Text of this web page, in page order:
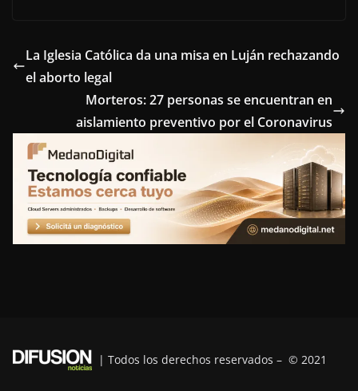
e
b
k
t
t
t
s
t
k
d
n
e
La Iglesia Católica da una misa en Luján rechazando
el aborto legal
Morteros: 27 personas se encuentran en
aislamiento preventivo por el Coronavirus
| Todos los derechos reservados – © 2021